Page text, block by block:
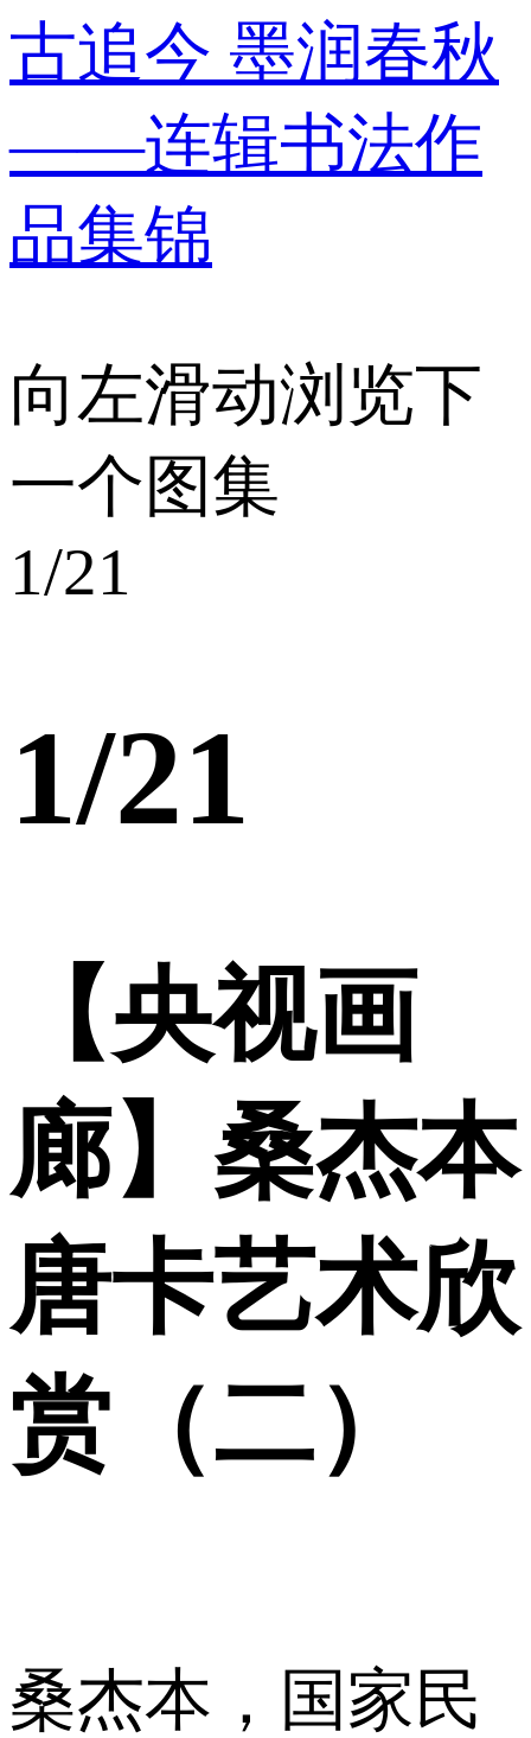
古追今 墨润春秋
——连辑书法作
品集锦
向左滑动浏览下
一个图集
1/21
1/21
【央视画
廊】桑杰本
唐卡艺术欣
赏（二）
桑杰本，国家民